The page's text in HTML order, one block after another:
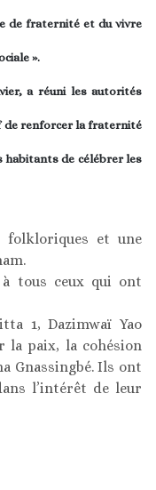
de fraternité et du vivre
».
a réuni les autorités
de renforcer la fraternité
habitants de célébrer les
folkloriques et une
à tous ceux qui ont
1, Dazimwaï Yao
la paix, la cohésion
Gnassingbé. Ils ont
l’intérêt de leur